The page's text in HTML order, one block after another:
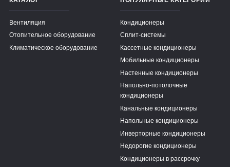
Вентиляция
Отопительное оборудование
Климатическое оборудование
Кондиционеры
Сплит-системы
Кассетные кондиционеры
Мобильные кондиционеры
Настенные кондиционеры
Напольно-потолочные
кондиционеры
Канальные кондиционеры
Напольные кондиционеры
Инверторные кондиционеры
Недорогие кондиционеры
Кондиционеры в рассрочку